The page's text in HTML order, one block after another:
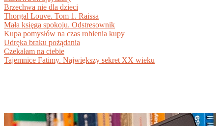
Brzechwa nie dla dzieci
Thorgal Louve. Tom 1. Raissa
Mała księga spokoju. Odstresownik
Kupa pomysłów na czas robienia kupy
Udręka braku pożądania
Czekałam na ciebie
Tajemnice Fatimy. Największy sekret XX wieku